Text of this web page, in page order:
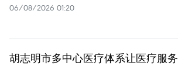
06/08/2026 01:20
胡志明市多中心医疗体系让医疗服务